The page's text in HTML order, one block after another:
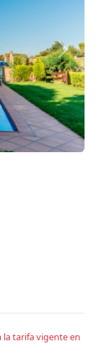
la tarifa vigente en